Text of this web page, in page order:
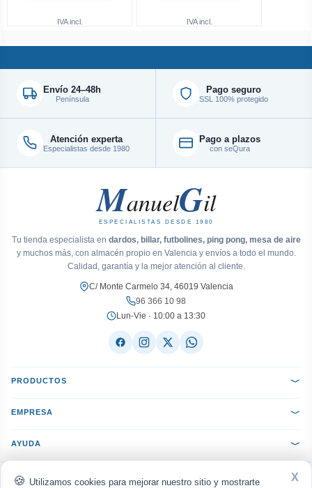
Utilizamos cookies para mejorar nuestro sitio y mostrarte X
IVA incl. IVA incl.
Envío 24–48h
Península
Pago seguro
SSL 100% protegido
Atención experta
Especialistas desde 1980
Pago a plazos
con seQura
ManuelGil
ESPECIALISTAS DESDE 1980
Tu tienda especialista en dardos, billar, futbolines, ping pong, mesa de aire
y muchos más, con almacén propio en Valencia y envíos a todo el mundo.
Calidad, garantía y la mejor atención al cliente.
C/ Monte Carmelo 34, 46019 Valencia
96 366 10 98
Lun-Vie · 10:00 a 13:30
PRODUCTOS
EMPRESA
AYUDA
ACEPTAMOS: VISA Mastercard PayPal Bizum seQura